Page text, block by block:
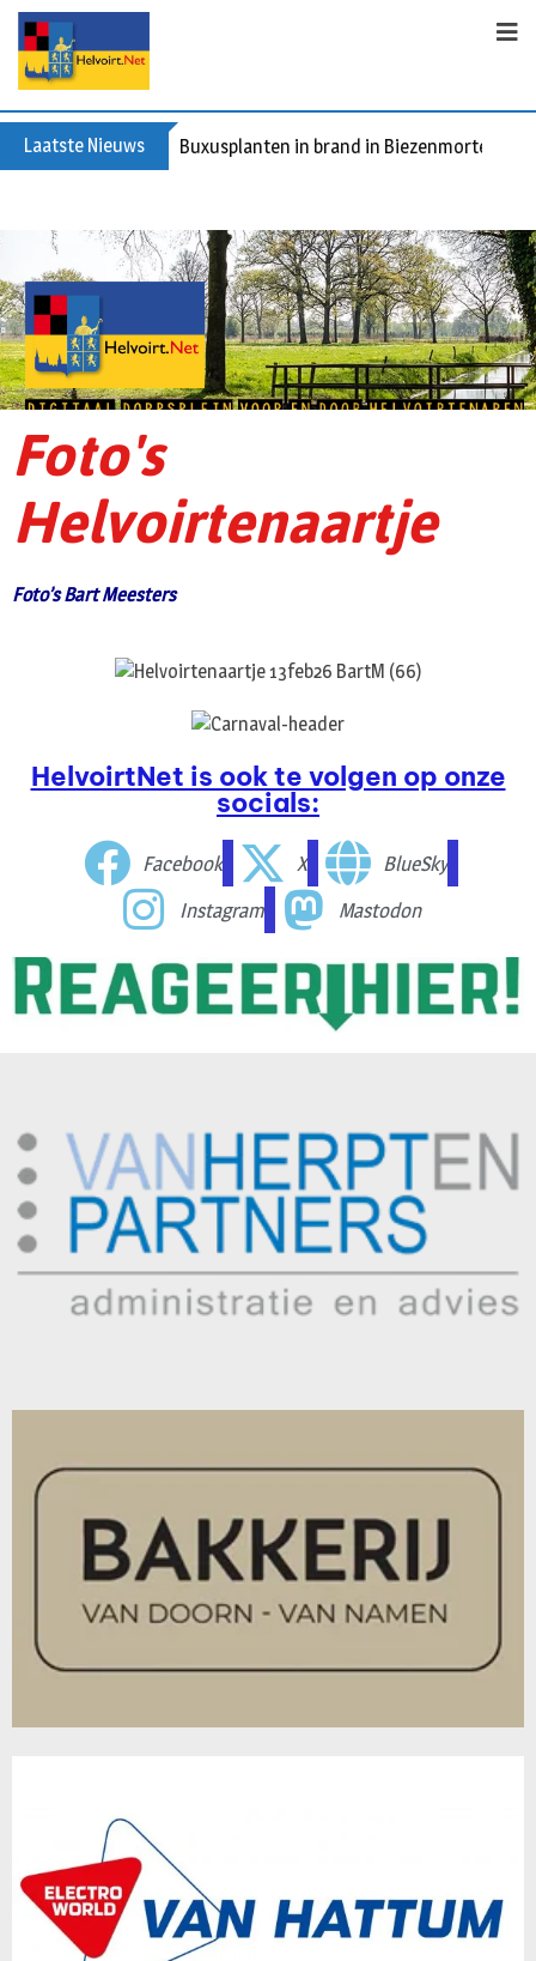
Laatste Nieuws Buxusplanten in brand in Biezenmortel,
Foto's
Helvoirtenaartje
Foto’s Bart Meesters
HelvoirtNet is ook te volgen op onze
socials:
Facebook X
BlueSky
Instagram
Mastodon